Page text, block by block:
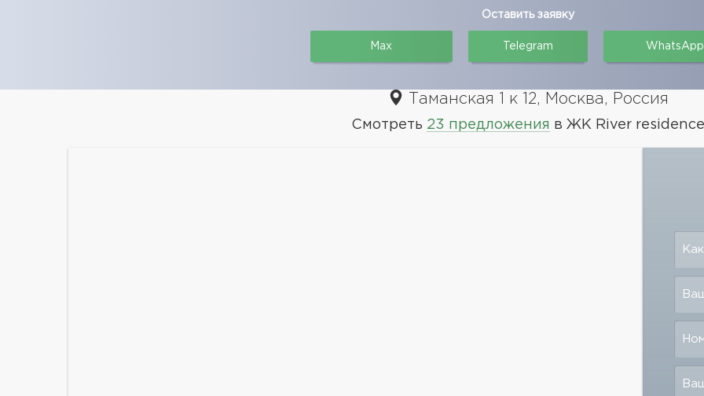
Оставить заявку
Max Telegram WhatsApp
Таманская 1 к 12, Москва, Россия
Смотреть 23 предложения в ЖК River residence